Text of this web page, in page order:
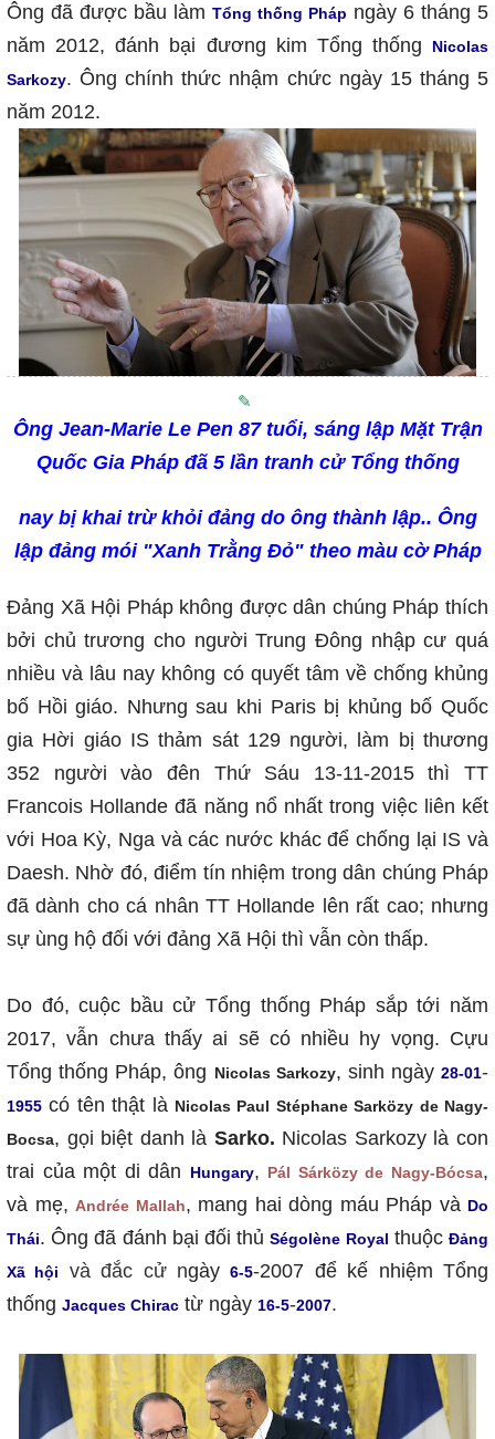
Ông đã được bầu làm Tổng thống Pháp ngày 6 tháng 5
năm 2012, đánh bại đương kim Tổng thống
Nicolas
Sarkozy. Ông chính thức nhậm chức ngày 15 tháng 5
năm 2012.
Ông Jean-Marie Le Pen 87 tuổi, sáng lập Mặt Trận
Quốc Gia Pháp đã 5 lần tranh cử Tổng thống
nay bị khai trừ khỏi đảng do ông thành lập.. Ông
lập đảng mói "Xanh Trằng Đỏ" theo màu cờ Pháp
Đảng Xã Hội Pháp không được dân chúng Pháp thích
bởi chủ trương cho người Trung Đông nhập cư quá
nhiều và lâu nay không có quyết tâm về chống khủng
bố Hồi giáo. Nhưng sau khi Paris bị khủng bố Quốc
gia Hời giáo IS thảm sát 129 người, làm bị thương
352 người vào đên Thứ Sáu 13-11-2015 thì TT
Francois Hollande đã năng nổ nhất trong việc liên kết
với Hoa Kỳ, Nga và các nước khác để chống lại IS và
Daesh. Nhờ đó, điểm tín nhiệm trong dân chúng Pháp
đã dành cho cá nhân TT Hollande lên rất cao; nhưng
sự ùng hộ đối với đảng Xã Hội thì vẫn còn thấp.
Do đó, cuộc bầu cử Tổng thống Pháp sắp tới năm
2017, vẫn chưa thấy ai sẽ có nhiều hy vọng. Cựu
Tổng thống Pháp, ông Nicolas Sarkozy, sinh ngày 28-01-
1955 có tên thật là Nicolas Paul Stéphane Sarközy de Nagy-
Bocsa, gọi biệt danh là Sarko. Nicolas Sarkozy là con
trai của một di dân
Hungary, Pál Sárközy de Nagy-Bócsa,
và mẹ, Andrée Mallah, mang hai dòng máu Pháp và Do
Thái. Ôngđã đánh bại đối thủSégolène Royal thuộc Đảng
Xã hội
và đắc cử ngày 6-5-2007 để kế nhiệm Tổng
thống Jacques Chirac từ ngày 16-5-2007.